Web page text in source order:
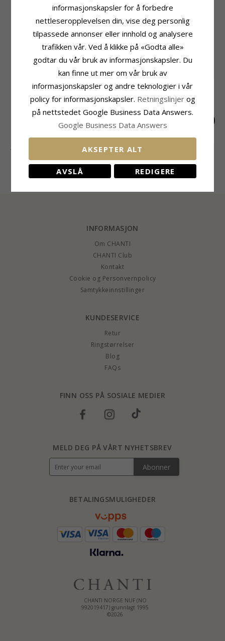
Edelmetall:14 Karat Gull
Overflate:Blank
Leveringstid
Leveringstid:Ca. 5-10 Hverdager
MEST POPULÆRE PRODUKTER I
KATEGORIEN
3 mm Aagaard kule
gull
Aagaard note
forgylt sølv hvit
INFORMASJON
Om CHANTI
CHANTI Club
Kontakt
Cookie og Personvernpolicy
Samtykkeinnstillinger
KUNDESERVICE
Retur
Ringstørrelser
Blog
FAQs
FINN OSS PÅ SOSIALE MEDIER
CHANTI NORGE NUF (NO
992019417) grunnlagt 1995
©2026
BETALINGSMULIGHEDER
MELD DEG PÅ VÅRT NYHETSBREV
Abonner
informasjonskapsler for å forbedre
nettleseropplevelsen din, vise deg personlig
tilpassede annonser eller innhold og analysere
trafikken vår. Ved å klikke på «Godta alle»
godtar du vår bruk av informasjonskapsler. Du
kan finne ut mer om vår bruk av
informasjonskapsler og andre teknologier i vår
policy for informasjonskapsler. Retningslinjer og
på nettstedet Google Business Data Answers.
Google Business Data Answers
AKSEPTER ALT
AVSLÅ REDIGERE